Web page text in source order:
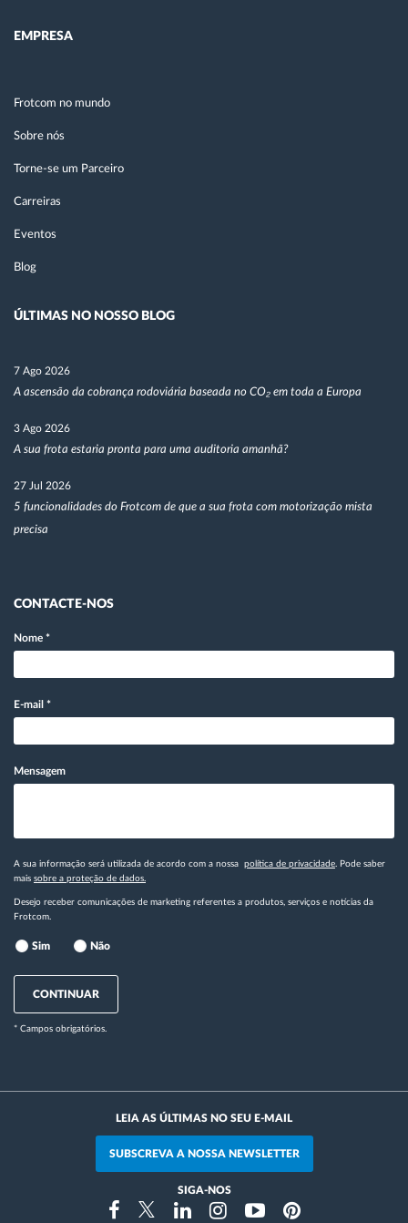
EMPRESA
Frotcom no mundo
Sobre nós
Torne-se um Parceiro
Carreiras
Eventos
Blog
ÚLTIMAS NO NOSSO BLOG
7 Ago 2026
A ascensão da cobrança rodoviária baseada no CO₂ em toda a Europa
3 Ago 2026
A sua frota estaria pronta para uma auditoria amanhã?
27 Jul 2026
5 funcionalidades do Frotcom de que a sua frota com motorização mista
precisa
CONTACTE-NOS
Nome *
E-mail *
Mensagem
A sua informação será utilizada de acordo com a nossa política de privacidade. Pode saber
mais sobre a proteção de dados.
Desejo receber comunicações de marketing referentes a produtos, serviços e notícias da
Frotcom.
Sim Não
CONTINUAR
* Campos obrigatórios.
LEIA AS ÚLTIMAS NO SEU E-MAIL
SUBSCREVA A NOSSA NEWSLETTER
SIGA-NOS